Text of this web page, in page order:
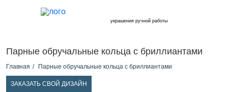
украшения ручной работы
Парные обручальные кольца с бриллиантами
Главная Парные обручальные кольца с бриллиантами
ЗАКАЗАТЬ СВОЙ ДИЗАЙН